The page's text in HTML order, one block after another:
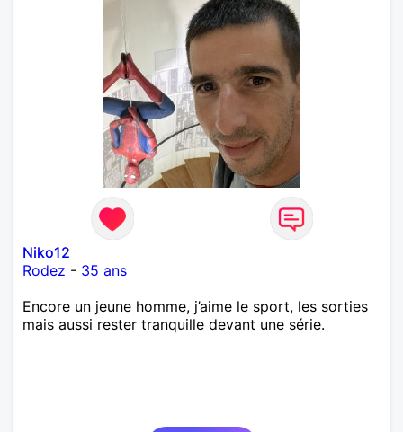
Niko12
Rodez - 35 ans
Encore un jeune homme, j’aime le sport, les sorties
mais aussi rester tranquille devant une série.